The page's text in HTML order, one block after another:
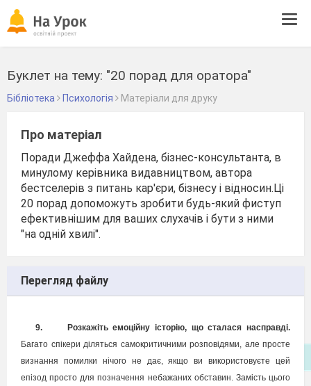
Буклет на тему: "20 порад для оратора"
Бібліотека Психологія Матеріали для друку
Про матеріал
Поради Джеффа Хайдена, бізнес-консультанта, в
минулому керівника видавництвом, автора
бестселерів з питань кар'єри, бізнесу і відносин.Ці
20 порад допоможуть зробити будь-який фиступ
ефективнішим для ваших слухачів і бути з ними
"на одній хвилі".
Перегляд файлу
9.
Розкажіть емоційну історію, що сталася насправді.
Багато спікери діляться самокритичними розповідями, але просте
визнання помилки нічого не дає, якщо ви використовуєте цей
епізод просто для позначення небажаних обставин. Замість цього